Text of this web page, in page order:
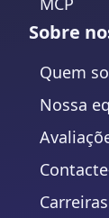
Sobre
Quem
Nossa
Carreiras